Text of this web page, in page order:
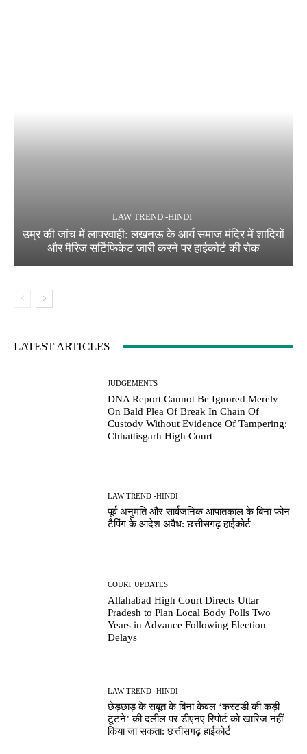
LAW TREND -HINDI
उम्र की जांच में लापरवाही: लखनऊ के आर्य समाज मंदिर में शादियों
और मैरिज सर्टिफिकेट जारी करने पर हाईकोर्ट की रोक
LATEST ARTICLES
JUDGEMENTS
DNA Report Cannot Be Ignored Merely
On Bald Plea Of Break In Chain Of
Custody Without Evidence Of Tampering:
Chhattisgarh High Court
LAW TREND -HINDI
पूर्व अनुमति और सार्वजनिक आपातकाल के बिना फोन
टैपिंग के आदेश अवैध: छत्तीसगढ़ हाईकोर्ट
COURT UPDATES
Allahabad High Court Directs Uttar
Pradesh to Plan Local Body Polls Two
Years in Advance Following Election
Delays
LAW TREND -HINDI
छेड़छाड़ के सबूत के बिना केवल ‘कस्टडी की कड़ी
टूटने’ की दलील पर डीएनए रिपोर्ट को खारिज नहीं
किया जा सकता: छत्तीसगढ़ हाईकोर्ट